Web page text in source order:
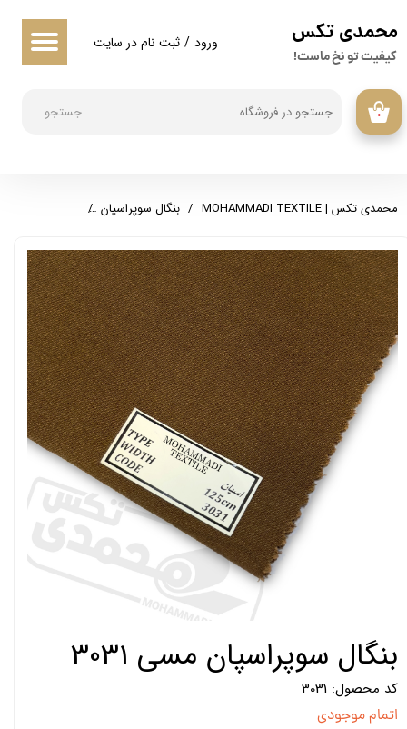
​محمدی تکس
کیفیت تو نخ ماست!
جستجو ۰
ورود / ثبت نام در سایت
حساب کاربری من
سفارشات
محمدی تکس | MOHAMMADI TEXTILE بنگال سوپراسپان
بنگال سوپراسپان مسی 3031
کد محصول: 3031
اتمام موجودی